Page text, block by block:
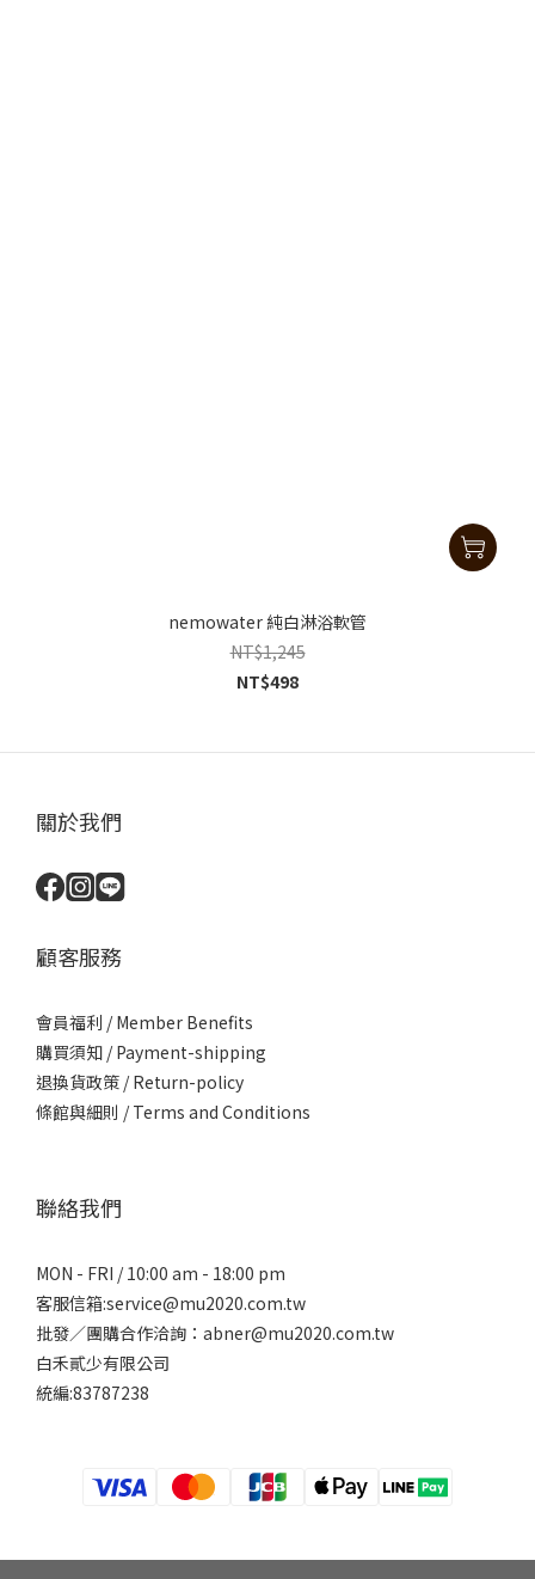
nemowater 純白淋浴軟管
NT$1,245
NT$498
關於我們
顧客服務
會員福利 / Member Benefits
購買須知 /Payment-shipping
退換貨政策 / Return-policy
條館與細則 / Terms and Conditions
聯絡我們
MON - FRI / 10:00 am - 18:00 pm
客服信箱:service@mu2020.com.tw
批發／團購合作洽詢：abner@mu2020.com.tw
白禾貳少有限公司
統編:83787238